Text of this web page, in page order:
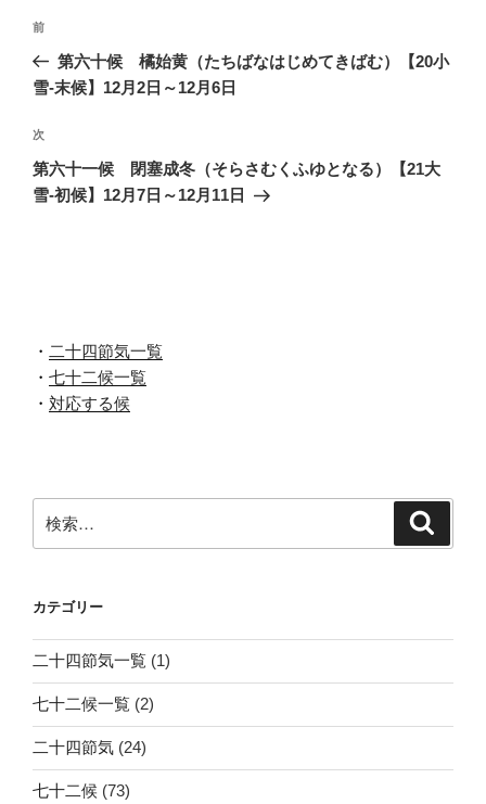
投
ナ
ゲ
ー
シ
前
の
投
前
第六十候 橘始黄（たちばなはじめてきばむ）【20小
雪-末候】12月2日～12月6日
次
の
投
次
第六十一候 閉塞成冬（そらさむくふゆとなる）【21大
雪-初候】12月7日～12月11日
・ 二十四節気一覧
・ 七十二候一覧
・ 対応する候
索:
カテゴリー
二十四節気一覧 (1)
七十二候一覧 (2)
二十四節気 (24)
七十二候 (73)